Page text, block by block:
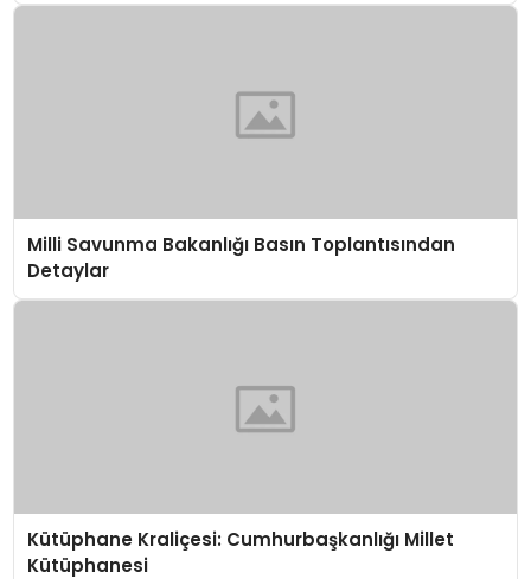
Milli Savunma Bakanlığı Basın Toplantısından
Detaylar
Kütüphane Kraliçesi: Cumhurbaşkanlığı Millet
Kütüphanesi